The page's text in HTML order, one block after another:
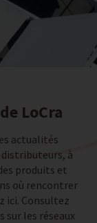
LoCra
actualités
à
produits et
où rencontrer
ici. Consultez
les réseaux